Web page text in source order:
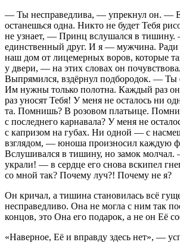
— Ты несправедлива, — упрекнул он. —
останешься одна. Никто не будет Тебя
не узнает, — Принц вслушался в
единственный друг. И я — мужчина. Ради
наш дом от лицемерных воров, которые
у двери, — на этих словах он
Выпрямился, вздёрнул подбородок. — Ты
Им нужны только полотна. Каждый раз
раз уносят Тебя! У меня не осталось ни
та. Помнишь? В розовом платьице.
с последнего карнавала? У меня не
с капризом на губах. Ни одной — с
взглядом, — юноша произносил каждую
Вслушивался в тишину, но замок
украли! — в сердце его снова вскипел
со мной так? Почему луч?! Почему не я?
Он кричал, а тишина становилась всё
несправедливо. Она не могла с ним так
концов, это Она его подарок, а не он Её
«Наверное, Её и вправду здесь нет», —